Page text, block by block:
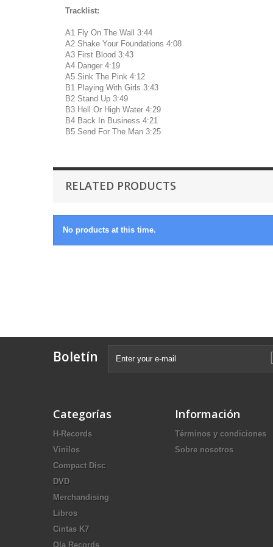
Tracklist:
A1 Fly On The Wall 3:44
A2 Shake Your Foundations 4:08
A3 First Blood 3:43
A4 Danger 4:19
A5 Sink The Pink 4:12
B1 Playing With Girls 3:43
B2 Stand Up 3:49
B3 Hell Or High Water 4:29
B4 Back In Business 4:21
B5 Send For The Man 3:25
RELATED PRODUCTS
No products at this time.
Boletín
Categorías
H-Records
Vinilos
Compact Disc
DVD
Merchandising
Libros
Cintas K7
Ola Records
Información
Términos y condiciones
Sobre nosotros